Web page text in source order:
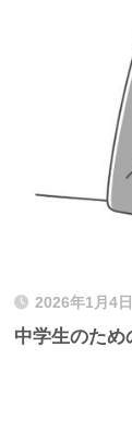
2026年1月4日
中学生のた